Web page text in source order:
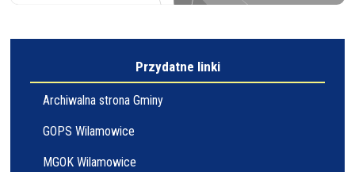
Przydatne linki
Archiwalna strona Gminy
GOPS Wilamowice
MGOK Wilamowice